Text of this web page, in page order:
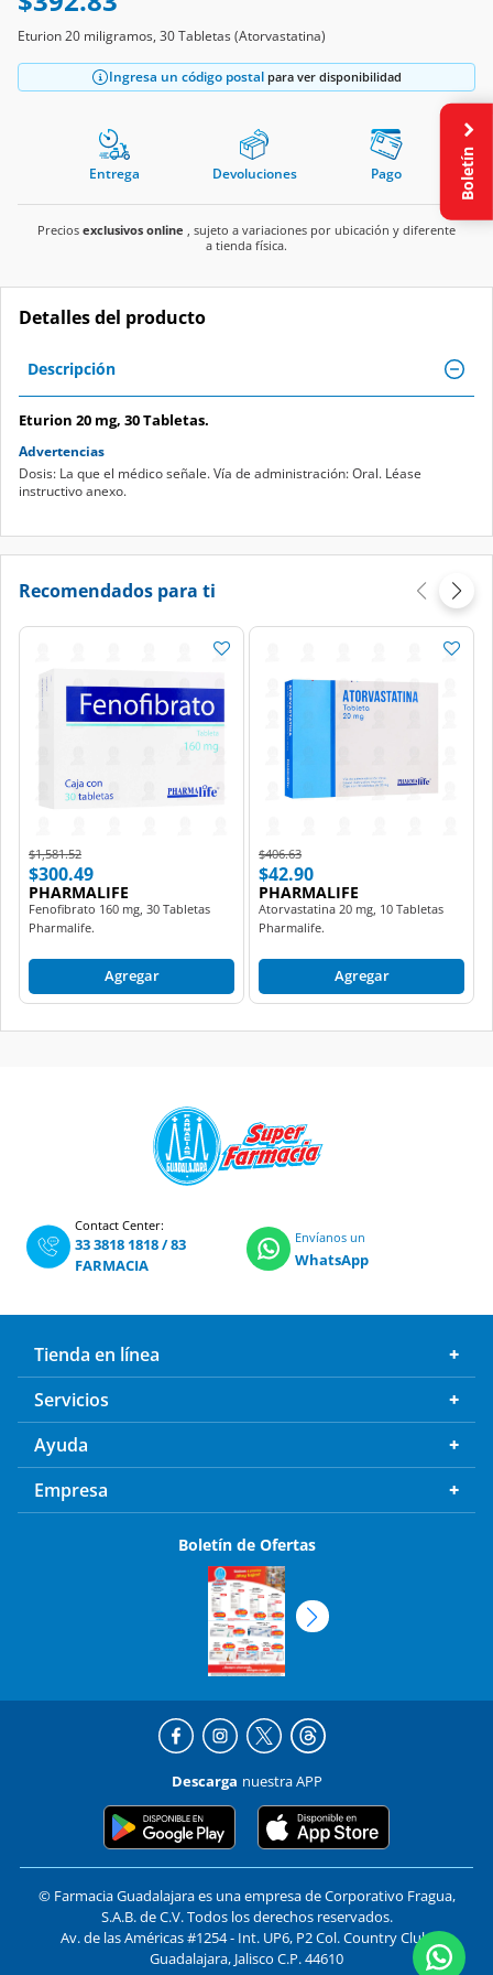
Eturion 20 miligramos, 30 Tabletas (Atorvastatina)
Ingresa un código postal para ver disponibilidad
Entrega Devoluciones Pago
Precios exclusivos online , sujeto a variaciones por ubicación y diferente
a tienda física.
Detalles del producto
Descripción
Eturion 20 mg, 30 Tabletas.
Advertencias
Dosis: La que el médico señale. Vía de administración: Oral. Léase
instructivo anexo.
Recomendados para ti
Price reduced from
$1,581.52to
$300.49
PHARMALIFE
Fenofibrato 160 mg, 30 Tabletas
Pharmalife.
Agregar
Price reduced from
$406.63to
$42.90
PHARMALIFE
Atorvastatina 20 mg, 10 Tabletas
Pharmalife.
Agregar
Contact Center:
33 3818 1818/83
FARMACIA
Envíanos un
WhatsApp
Tienda en línea
Servicios
Ayuda
Empresa
Boletín de Ofertas
Descarga nuestra APP
© Farmacia Guadalajara es una empresa de Corporativo Fragua,
S.A.B. de C.V. Todos los derechos reservados.
Av. de las Américas #1254 - Int. UP6, P2 Col. Country Club,
Guadalajara, Jalisco C.P. 44610
Boletín